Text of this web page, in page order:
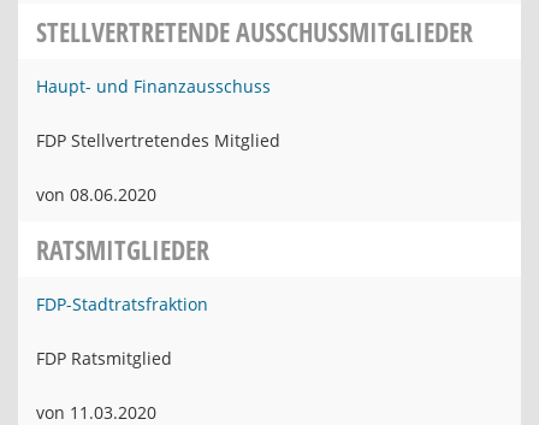
STELLVERTRETENDE AUSSCHUSSMITGLIEDER
Haupt- und Finanzausschuss
FDP Stellvertretendes Mitglied
von 08.06.2020
RATSMITGLIEDER
FDP-Stadtratsfraktion
FDP Ratsmitglied
von 11.03.2020